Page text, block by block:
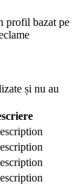
profil bazat pe
și nu au